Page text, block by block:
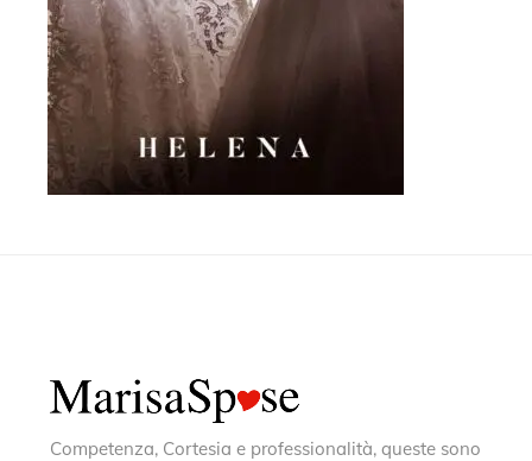
Competenza, Cortesia e professionalità, queste sono